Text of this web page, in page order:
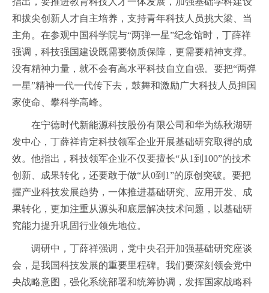
和拔尖创新人才自主培养，支持青年科技人员挑大梁、当
主角。在参观中国科学院与“两弹一星”纪念馆时，丁薛祥
强调，科技强国建设既需要物质保障，更需要精神支撑。
没有精神力量，就不会有高水平科技自立自强。要把“两弹
一星”精神一代一代传下去，鼓舞和激励广大科技人员担国
家使命、攀科学高峰。
在宁德时代新能源科技股份有限公司和华为练秋湖研
发中心，丁薛祥肯定科技领军企业开展基础研究取得的成
效。他指出，科技领军企业不仅要擅长“从1到100”的技术
创新、成果转化，还要敢于做“从0到1”的原创突破。要把
握产业科技发展趋势，一体推进基础研究、应用开发、成
果转化，更加注重从源头和底层解决技术问题，以基础研
究能力提升巩固行业领先地位。
调研中，丁薛祥强调，党中央召开加强基础研究座谈
会，是我国科技发展的重要里程碑。我们要深刻领会党中
央战略意图，强化系统部署和统筹协调，发挥国家战略科